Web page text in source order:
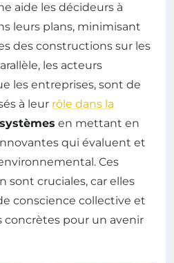
aide les décideurs à
leurs plans, minimisant
des constructions sur les
les acteurs
les entreprises, sont de
à leur rôle dans la
en mettant en
qui évaluent et
Ces
sont cruciales, car elles
conscience collective et
concrètes pour un avenir